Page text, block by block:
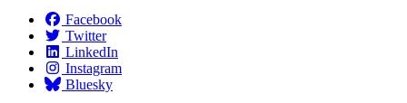
Facebook
Twitter
LinkedIn
Instagram
Bluesky